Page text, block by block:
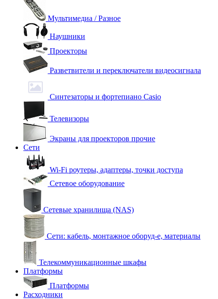
Мультимедиа / Разное
Наушники
Проекторы
Разветвители и переключатели видеосигнала
Синтезаторы и фортепиано Casio
Телевизоры
Экраны для проекторов прочие
Сети
Wi-Fi роутеры, адаптеры, точки доступа
Сетевое оборудование
Сетевые хранилища (NAS)
Сети: кабель, монтажное оборуд-е, материалы
Телекоммуникационные шкафы
Платформы
Платформы
Расходники